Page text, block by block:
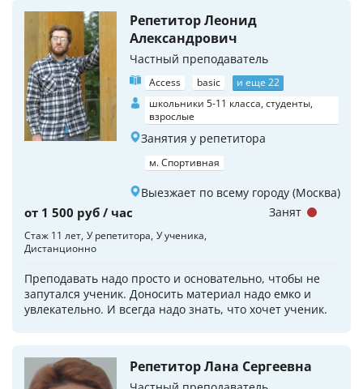
Репетитор Леонид
Александрович
Частный преподаватель
Access basic
и еще 22
школьники 5-11 класса, студенты,
взрослые
Занятия у репетитора
м. Спортивная
Выезжает по всему городу (Москва)
от 1 500 руб / час
Стаж 11 лет У репетитора У ученика
Дистанционно
Преподавать надо просто и основательно, чтобы не
запутался ученик. Доносить материал надо емко и
увлекательно. И всегда надо знать, что хочет ученик.
Занят
Репетитор Лана Сергеевна